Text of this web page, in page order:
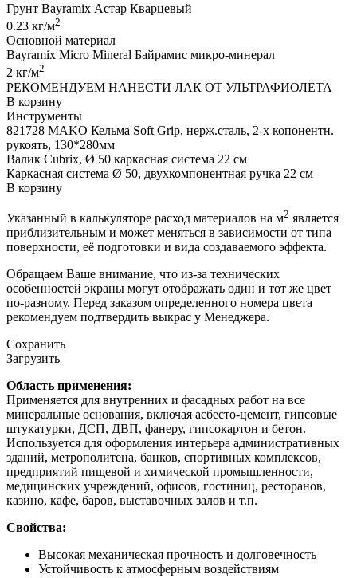
Грунт Bayramix Астар Кварцевый
0.23 кг/м2
Основной материал
Bayramix Micro Mineral Байрамис микро-минерал
2 кг/м2
РЕКОМЕНДУЕМ НАНЕСТИ ЛАК ОТ УЛЬТРАФИОЛЕТА
В корзину
Инструменты
821728 MAKO Кельма Soft Grip, нерж.сталь, 2-х копонентн.
рукоять, 130*280мм
Валик Cubrix, Ø 50 каркасная система 22 см
Каркасная система Ø 50, двухкомпонентная ручка 22 см
В корзину
Указанный в калькуляторе расход материалов на м2 является
приблизительным и может меняться в зависимости от типа
поверхности, её подготовки и вида создаваемого эффекта.
Обращаем Ваше внимание, что из-за технических
особенностей экраны могут отображать один и тот же цвет
по-разному. Перед заказом определенного номера цвета
рекомендуем подтвердить выкрас у Менеджера.
Сохранить
Загрузить
Область применения:
Применяется для внутренних и фасадных работ на все
минеральные основания, включая асбесто-цемент, гипсовые
штукатурки, ДСП, ДВП, фанеру, гипсокартон и бетон.
Используется для оформления интерьера административных
зданий, метрополитена, банков, спортивных комплексов,
предприятий пищевой и химической промышленности,
медицинских учреждений, офисов, гостиниц, ресторанов,
казино, кафе, баров, выставочных залов и т.п.
Свойства:
Высокая механическая прочность и долговечность
Устойчивость к атмосферным воздействиям